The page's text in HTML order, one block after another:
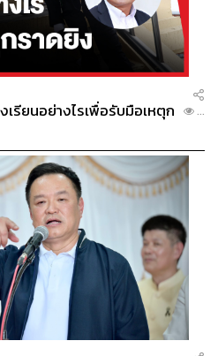
รียนอย่างไรเพื่อรับมือเหตุก
...